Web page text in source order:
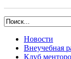
Новости
Внеучебная
Клуб